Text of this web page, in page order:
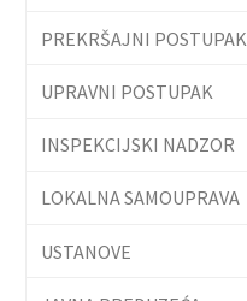
PREKRŠAJNI POSTUPAK
UPRAVNI POSTUPAK
INSPEKCIJSKI NADZOR
LOKALNA SAMOUPRAVA
USTANOVE